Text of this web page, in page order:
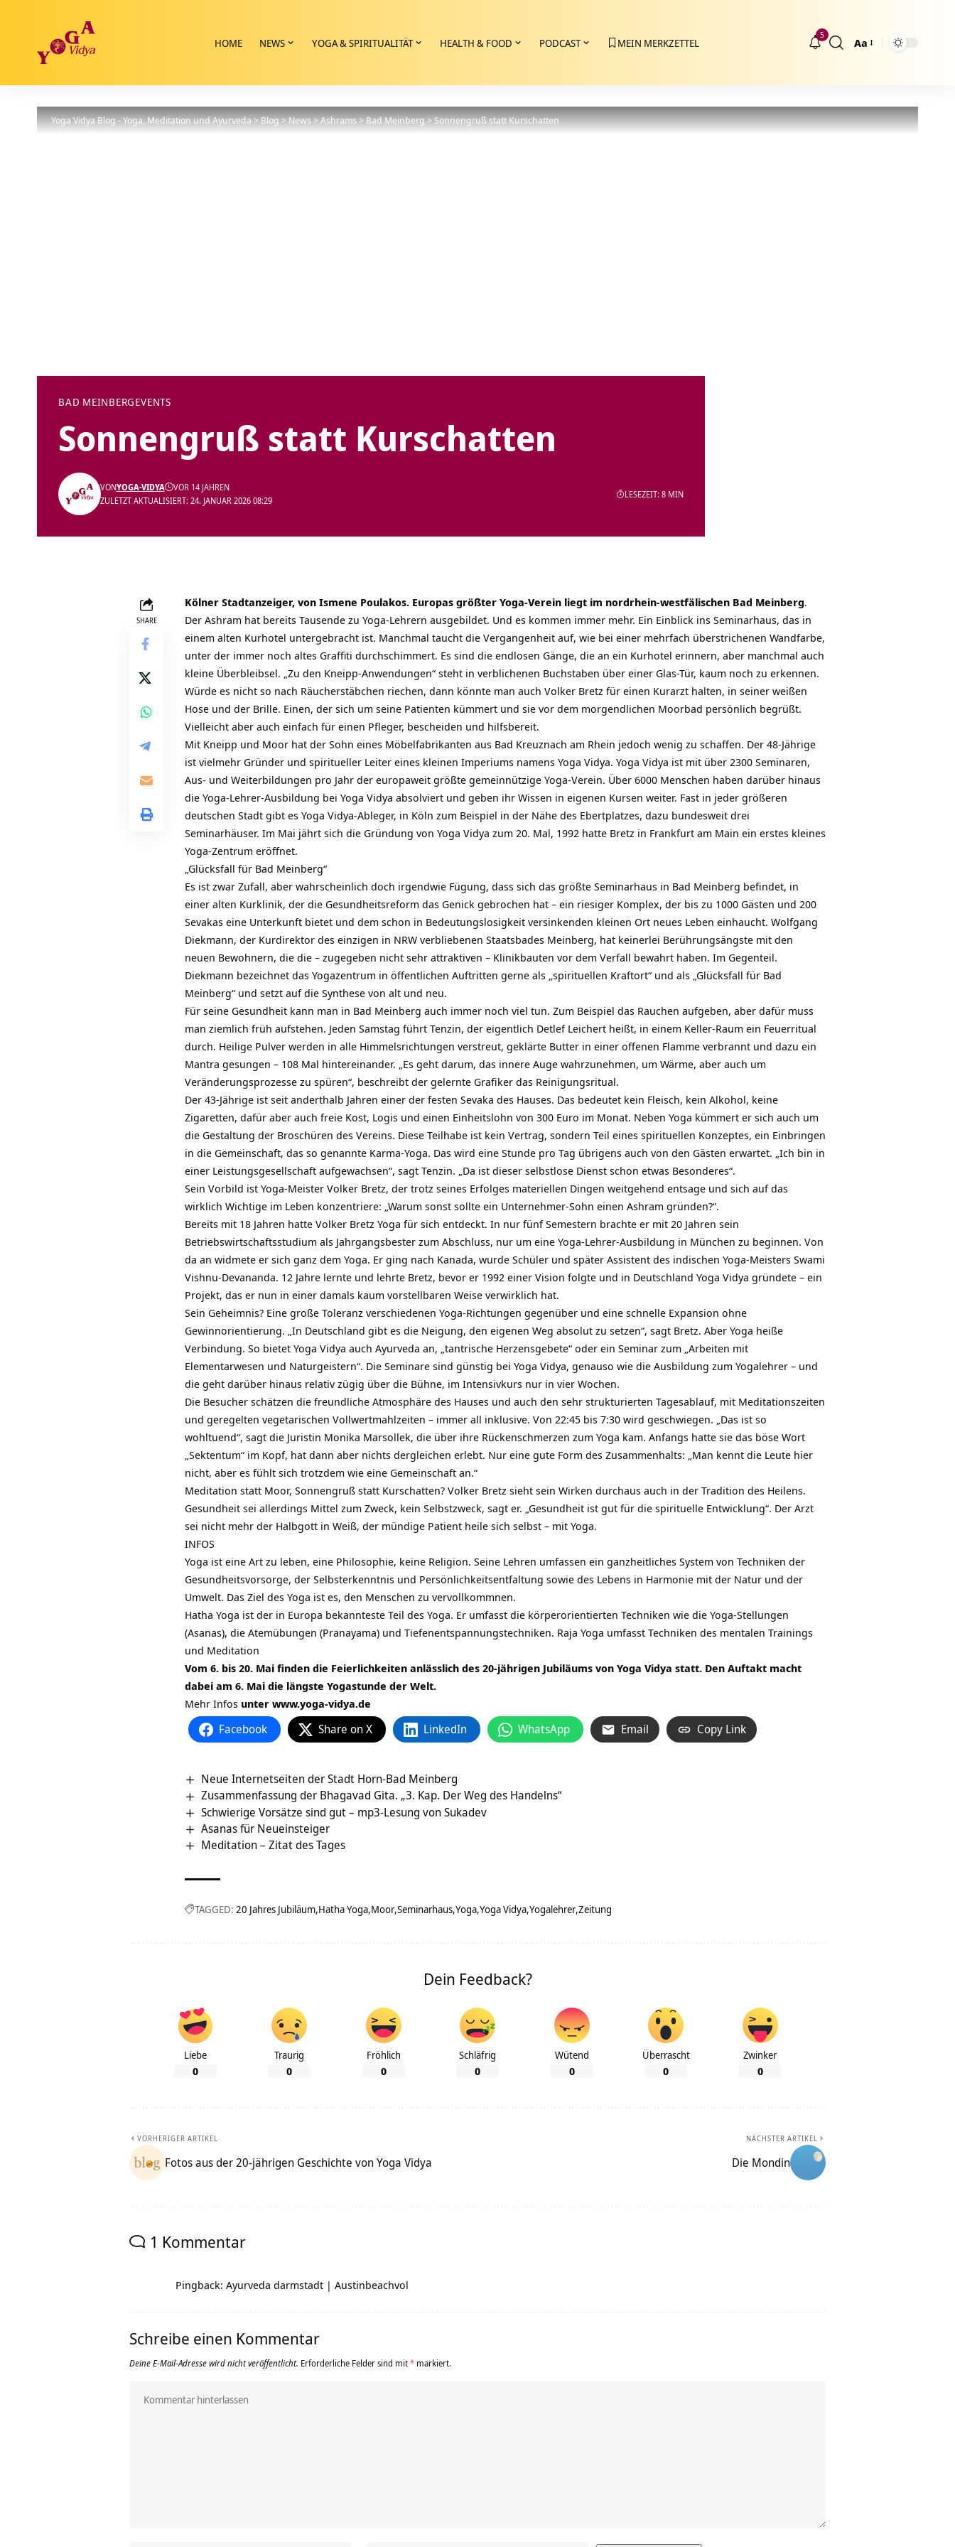
HOME NEWS YOGA & SPIRITUALITÄT HEALTH & FOOD PODCAST MEIN MERKZETTEL
5
Größenänderung
Aa
Yoga Vidya Blog - Yoga, Meditation und Ayurveda>Blog>News>Ashrams>Bad Meinberg>Sonnengruß statt Kurschatten
BAD MEINBERGEVENTS
Sonnengruß statt Kurschatten
ZULETZT AKTUALISIERT: 24. JANUAR 2026 08:29
VONYOGA-VIDYA VOR 14 JAHREN
LESEZEIT: 8 MIN
SHARE
Kölner Stadtanzeiger, von Ismene Poulakos. Europas größter Yoga-Verein liegt im nordrhein-westfälischen Bad Meinberg.
Der Ashram hat bereits Tausende zu Yoga-Lehrern ausgebildet. Und es kommen immer mehr. Ein Einblick ins Seminarhaus, das in
einem alten Kurhotel untergebracht ist. Manchmal taucht die Vergangenheit auf, wie bei einer mehrfach überstrichenen Wandfarbe,
unter der immer noch altes Graffiti durchschimmert. Es sind die endlosen Gänge, die an ein Kurhotel erinnern, aber manchmal auch
kleine Überbleibsel. „Zu den Kneipp-Anwendungen“ steht in verblichenen Buchstaben über einer Glas-Tür, kaum noch zu erkennen.
Würde es nicht so nach Räucherstäbchen riechen, dann könnte man auch Volker Bretz für einen Kurarzt halten, in seiner weißen
Hose und der Brille. Einen, der sich um seine Patienten kümmert und sie vor dem morgendlichen Moorbad persönlich begrüßt.
Vielleicht aber auch einfach für einen Pfleger, bescheiden und hilfsbereit.
Mit Kneipp und Moor hat der Sohn eines Möbelfabrikanten aus Bad Kreuznach am Rhein jedoch wenig zu schaffen. Der 48-Jährige
ist vielmehr Gründer und spiritueller Leiter eines kleinen Imperiums namens Yoga Vidya. Yoga Vidya ist mit über 2300 Seminaren,
Aus- und Weiterbildungen pro Jahr der europaweit größte gemeinnützige Yoga-Verein. Über 6000 Menschen haben darüber hinaus
die Yoga-Lehrer-Ausbildung bei Yoga Vidya absolviert und geben ihr Wissen in eigenen Kursen weiter. Fast in jeder größeren
deutschen Stadt gibt es Yoga Vidya-Ableger, in Köln zum Beispiel in der Nähe des Ebertplatzes, dazu bundesweit drei
Seminarhäuser. Im Mai jährt sich die Gründung von Yoga Vidya zum 20. Mal, 1992 hatte Bretz in Frankfurt am Main ein erstes kleines
Yoga-Zentrum eröffnet.
„Glücksfall für Bad Meinberg“
Es ist zwar Zufall, aber wahrscheinlich doch irgendwie Fügung, dass sich das größte Seminarhaus in Bad Meinberg befindet, in
einer alten Kurklinik, der die Gesundheitsreform das Genick gebrochen hat – ein riesiger Komplex, der bis zu 1000 Gästen und 200
Sevakas eine Unterkunft bietet und dem schon in Bedeutungslosigkeit versinkenden kleinen Ort neues Leben einhaucht. Wolfgang
Diekmann, der Kurdirektor des einzigen in NRW verbliebenen Staatsbades Meinberg, hat keinerlei Berührungsängste mit den
neuen Bewohnern, die die – zugegeben nicht sehr attraktiven – Klinikbauten vor dem Verfall bewahrt haben. Im Gegenteil.
Diekmann bezeichnet das Yogazentrum in öffentlichen Auftritten gerne als „spirituellen Kraftort“ und als „Glücksfall für Bad
Meinberg“ und setzt auf die Synthese von alt und neu.
Für seine Gesundheit kann man in Bad Meinberg auch immer noch viel tun. Zum Beispiel das Rauchen aufgeben, aber dafür muss
man ziemlich früh aufstehen. Jeden Samstag führt Tenzin, der eigentlich Detlef Leichert heißt, in einem Keller-Raum ein Feuerritual
durch. Heilige Pulver werden in alle Himmelsrichtungen verstreut, geklärte Butter in einer offenen Flamme verbrannt und dazu ein
Mantra gesungen – 108 Mal hintereinander. „Es geht darum, das innere Auge wahrzunehmen, um Wärme, aber auch um
Veränderungsprozesse zu spüren“, beschreibt der gelernte Grafiker das Reinigungsritual.
Der 43-Jährige ist seit anderthalb Jahren einer der festen Sevaka des Hauses. Das bedeutet kein Fleisch, kein Alkohol, keine
Zigaretten, dafür aber auch freie Kost, Logis und einen Einheitslohn von 300 Euro im Monat. Neben Yoga kümmert er sich auch um
die Gestaltung der Broschüren des Vereins. Diese Teilhabe ist kein Vertrag, sondern Teil eines spirituellen Konzeptes, ein Einbringen
in die Gemeinschaft, das so genannte Karma-Yoga. Das wird eine Stunde pro Tag übrigens auch von den Gästen erwartet. „Ich bin in
einer Leistungsgesellschaft aufgewachsen“, sagt Tenzin. „Da ist dieser selbstlose Dienst schon etwas Besonderes“.
Sein Vorbild ist Yoga-Meister Volker Bretz, der trotz seines Erfolges materiellen Dingen weitgehend entsage und sich auf das
wirklich Wichtige im Leben konzentriere: „Warum sonst sollte ein Unternehmer-Sohn einen Ashram gründen?“.
Bereits mit 18 Jahren hatte Volker Bretz Yoga für sich entdeckt. In nur fünf Semestern brachte er mit 20 Jahren sein
Betriebswirtschaftsstudium als Jahrgangsbester zum Abschluss, nur um eine Yoga-Lehrer-Ausbildung in München zu beginnen. Von
da an widmete er sich ganz dem Yoga. Er ging nach Kanada, wurde Schüler und später Assistent des indischen Yoga-Meisters Swami
Vishnu-Devananda. 12 Jahre lernte und lehrte Bretz, bevor er 1992 einer Vision folgte und in Deutschland Yoga Vidya gründete – ein
Projekt, das er nun in einer damals kaum vorstellbaren Weise verwirklich hat.
Sein Geheimnis? Eine große Toleranz verschiedenen Yoga-Richtungen gegenüber und eine schnelle Expansion ohne
Gewinnorientierung. „In Deutschland gibt es die Neigung, den eigenen Weg absolut zu setzen“, sagt Bretz. Aber Yoga heiße
Verbindung. So bietet Yoga Vidya auch Ayurveda an, „tantrische Herzensgebete“ oder ein Seminar zum „Arbeiten mit
Elementarwesen und Naturgeistern“. Die Seminare sind günstig bei Yoga Vidya, genauso wie die Ausbildung zum Yogalehrer – und
die geht darüber hinaus relativ zügig über die Bühne, im Intensivkurs nur in vier Wochen.
Die Besucher schätzen die freundliche Atmosphäre des Hauses und auch den sehr strukturierten Tagesablauf, mit Meditationszeiten
und geregelten vegetarischen Vollwertmahlzeiten – immer all inklusive. Von 22:45 bis 7:30 wird geschwiegen. „Das ist so
wohltuend“, sagt die Juristin Monika Marsollek, die über ihre Rückenschmerzen zum Yoga kam. Anfangs hatte sie das böse Wort
„Sektentum“ im Kopf, hat dann aber nichts dergleichen erlebt. Nur eine gute Form des Zusammenhalts: „Man kennt die Leute hier
nicht, aber es fühlt sich trotzdem wie eine Gemeinschaft an.“
Meditation statt Moor, Sonnengruß statt Kurschatten? Volker Bretz sieht sein Wirken durchaus auch in der Tradition des Heilens.
Gesundheit sei allerdings Mittel zum Zweck, kein Selbstzweck, sagt er. „Gesundheit ist gut für die spirituelle Entwicklung“. Der Arzt
sei nicht mehr der Halbgott in Weiß, der mündige Patient heile sich selbst – mit Yoga.
INFOS
Yoga ist eine Art zu leben, eine Philosophie, keine Religion. Seine Lehren umfassen ein ganzheitliches System von Techniken der
Gesundheitsvorsorge, der Selbsterkenntnis und Persönlichkeitsentfaltung sowie des Lebens in Harmonie mit der Natur und der
Umwelt. Das Ziel des Yoga ist es, den Menschen zu vervollkommnen.
Hatha Yoga ist der in Europa bekannteste Teil des Yoga. Er umfasst die körperorientierten Techniken wie die Yoga-Stellungen
(Asanas), die Atemübungen (Pranayama) und Tiefenentspannungstechniken. Raja Yoga umfasst Techniken des mentalen Trainings
und Meditation
Vom 6. bis 20. Mai finden die Feierlichkeiten anlässlich des 20-jährigen Jubiläums von Yoga Vidya statt. Den Auftakt macht
dabei am 6. Mai die längste Yogastunde der Welt.
Mehr Infos unter www.yoga-vidya.de
Facebook Share on X LinkedIn WhatsApp Email Copy Link
Neue Internetseiten der Stadt Horn-Bad Meinberg
Zusammenfassung der Bhagavad Gita. „3. Kap. Der Weg des Handelns“
Schwierige Vorsätze sind gut – mp3-Lesung von Sukadev
Asanas für Neueinsteiger
Meditation – Zitat des Tages
TAGGED: 20 Jahres Jubiläum Hatha Yoga Moor Seminarhaus Yoga Yoga Vidya Yogalehrer Zeitung
Dein Feedback?
Liebe
0
Traurig
0
Fröhlich
0
Schläfrig
0
Wütend
0
Überrascht
0
Zwinker
0
VORHERIGER ARTIKEL
Fotos aus der 20-jährigen Geschichte von Yoga Vidya
NÄCHSTER ARTIKEL
Die Mondin
1 Kommentar
Pingback: Ayurveda darmstadt | Austinbeachvol
Schreibe einen Kommentar
Deine E-Mail-Adresse wird nicht veröffentlicht. Erforderliche Felder sind mit* markiert.